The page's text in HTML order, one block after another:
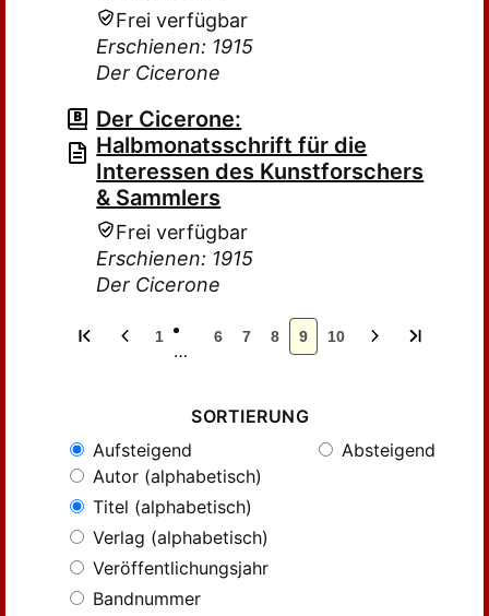
Frei verfügbar
Erschienen: 1915
Der Cicerone
Der Cicerone:
Halbmonatsschrift für die
Interessen des Kunstforschers
& Sammlers
Frei verfügbar
Erschienen: 1915
Der Cicerone
1
…
6 7 8 9 10
SORTIERUNG
Aufsteigend
Absteigend
Autor (alphabetisch)
Titel (alphabetisch)
Verlag (alphabetisch)
Veröffentlichungsjahr
Bandnummer